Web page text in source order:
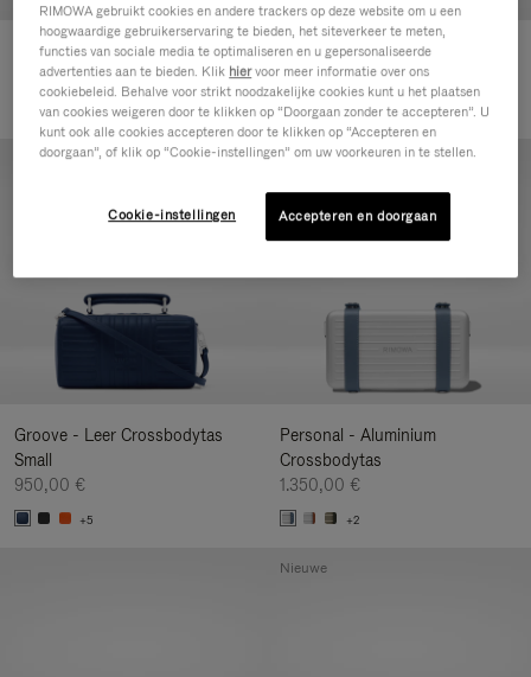
Groove - Leer Etui met rits
420,00 €
Groove - Leer Etui met rits
420,00 €
Groove - Leer Crossbodytas
Small
950,00 €
+5
Nieuwe
Personal - Aluminium
Crossbodytas
1.350,00 €
+2
Nieuwe
RIMOWA gebruikt cookies en andere trackers op deze website om u een
hoogwaardige gebruikerservaring te bieden, het siteverkeer te meten,
functies van sociale media te optimaliseren en u gepersonaliseerde
advertenties aan te bieden. Klik hiervoor meer informatie over ons
cookiebeleid. Behalve voor strikt noodzakelijke cookies kunt u het plaatsen
van cookies weigeren door te klikken op “Doorgaan zonder te accepteren”. U
kunt ook alle cookies accepteren door te klikken op “Accepteren en
doorgaan”, of klik op “Cookie-instellingen” om uw voorkeuren in te stellen.
Cookie-instellingen Accepteren en doorgaan